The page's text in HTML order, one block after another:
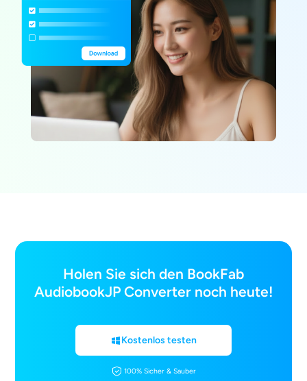
Holen Sie sich den BookFab
AudiobookJP Converter noch heute!
Kostenlos testen
100% Sicher & Sauber